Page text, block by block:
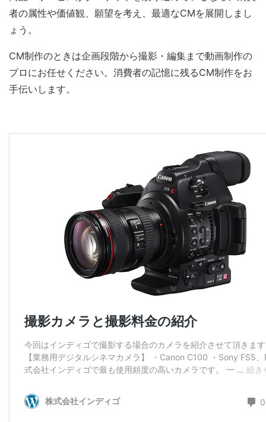
者の属性や価値観、願望を考え、最適なCMを展開しまし
ょう。
CM制作のときは企画段階から撮影・編集まで動画制作の
プロにお任せください。消費者の記憶に残るCM制作をお
手伝いします。